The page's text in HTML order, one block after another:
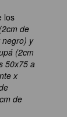
los
de
negro) y
(2cm
50x75 a
x
de